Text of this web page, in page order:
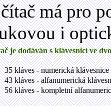
má pro
i
je dodáván s klávesnicí ve
35 kláves - numerická
43 kláves - alfanumerická
56 kláves - kompletní